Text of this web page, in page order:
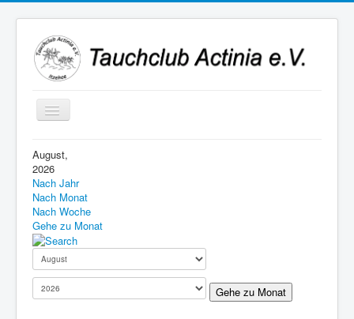
Navigation
an/aus
August,
2026
Nach Jahr
Nach Monat
Nach Woche
Gehe zu Monat
Gehe zu Monat